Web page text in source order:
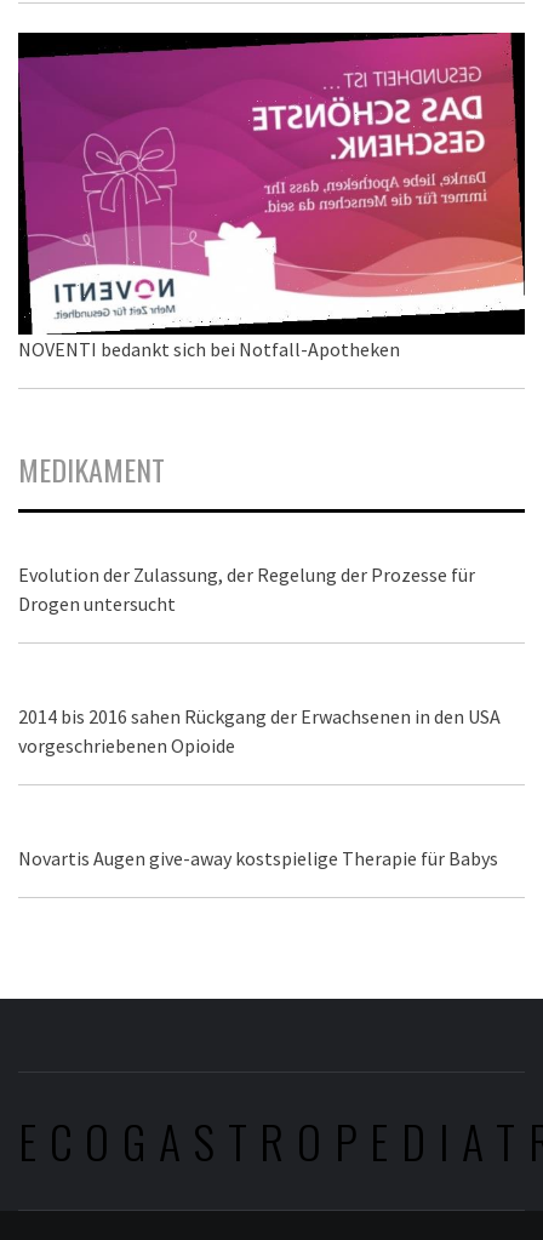
NOVENTI bedankt sich bei Notfall-Apotheken
MEDIKAMENT
Evolution der Zulassung, der Regelung der Prozesse für
Drogen untersucht
2014 bis 2016 sahen Rückgang der Erwachsenen in den USA
vorgeschriebenen Opioide
Novartis Augen give-away kostspielige Therapie für Babys